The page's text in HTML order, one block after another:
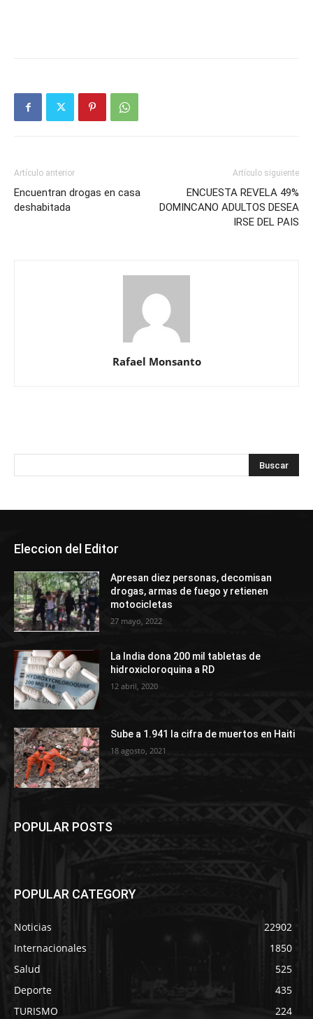
Artículo anterior
Encuentran drogas en casa
deshabitada
Artículo siguiente
ENCUESTA REVELA 49%
DOMINCANO ADULTOS DESEA
IRSE DEL PAIS
Rafael Monsanto
Eleccion del Editor
Apresan diez personas, decomisan
drogas, armas de fuego y retienen
motocicletas
27 mayo, 2022
La India dona 200 mil tabletas de
hidroxicloroquina a RD
12 abril, 2020
Sube a 1.941 la cifra de muertos en Haiti
18 agosto, 2021
POPULAR POSTS
POPULAR CATEGORY
Noticias
22902
Internacionales
1850
Salud
525
Deporte
435
TURISMO
224